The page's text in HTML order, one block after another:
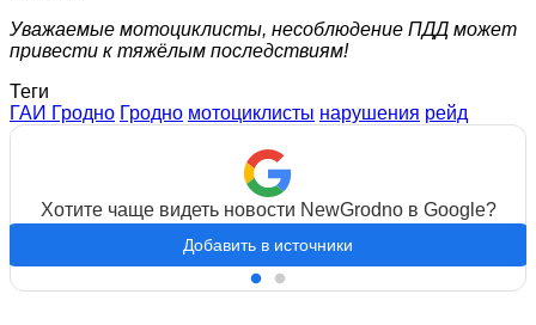
Уважаемые мотоциклисты, несоблюдение ПДД может
привести к тяжёлым последствиям!
Теги
ГАИ Гродно Гродно мотоциклисты нарушения рейд
Хотите чаще видеть новости NewGrodno в Google?
Добавить в источники